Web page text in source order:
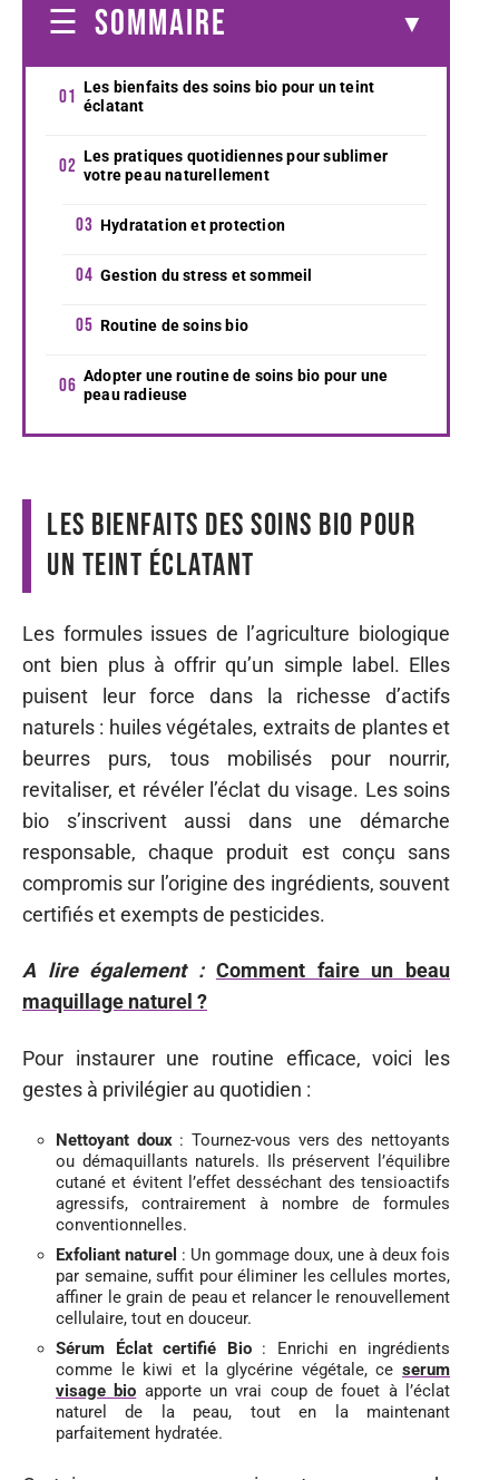
SOMMAIRE
Les bienfaits des soins bio pour un teint
éclatant
Les pratiques quotidiennes pour sublimer
votre peau naturellement
Hydratation et protection
Gestion du stress et sommeil
Routine de soins bio
Adopter une routine de soins bio pour une
peau radieuse
Les bienfaits des soins bio pour
un teint éclatant
Les formules issues de l’agriculture biologique
ont bien plus à offrir qu’un simple label. Elles
puisent leur force dans la richesse d’actifs
naturels : huiles végétales, extraits de plantes et
beurres purs, tous mobilisés pour nourrir,
revitaliser, et révéler l’éclat du visage. Les soins
bio s’inscrivent aussi dans une démarche
responsable, chaque produit est conçu sans
compromis sur l’origine des ingrédients, souvent
certifiés et exempts de pesticides.
A lire également : Comment faire un beau
maquillage naturel ?
Pour instaurer une routine efficace, voici les
gestes à privilégier au quotidien :
Nettoyant doux: Tournez-vous vers des nettoyants
ou démaquillants naturels. Ils préservent l’équilibre
cutané et évitent l’effet desséchant des tensioactifs
agressifs, contrairement à nombre de formules
conventionnelles.
Exfoliant naturel : Un gommage doux, une à deux fois
par semaine, suffit pour éliminer les cellules mortes,
affiner le grain de peau et relancer le renouvellement
cellulaire, tout en douceur.
Sérum Éclat certifié Bio: Enrichi en ingrédients
comme le kiwi et la glycérine végétale, ce serum
visage bio apporte un vrai coup de fouet à l’éclat
naturel de la peau, tout en la maintenant
parfaitement hydratée.